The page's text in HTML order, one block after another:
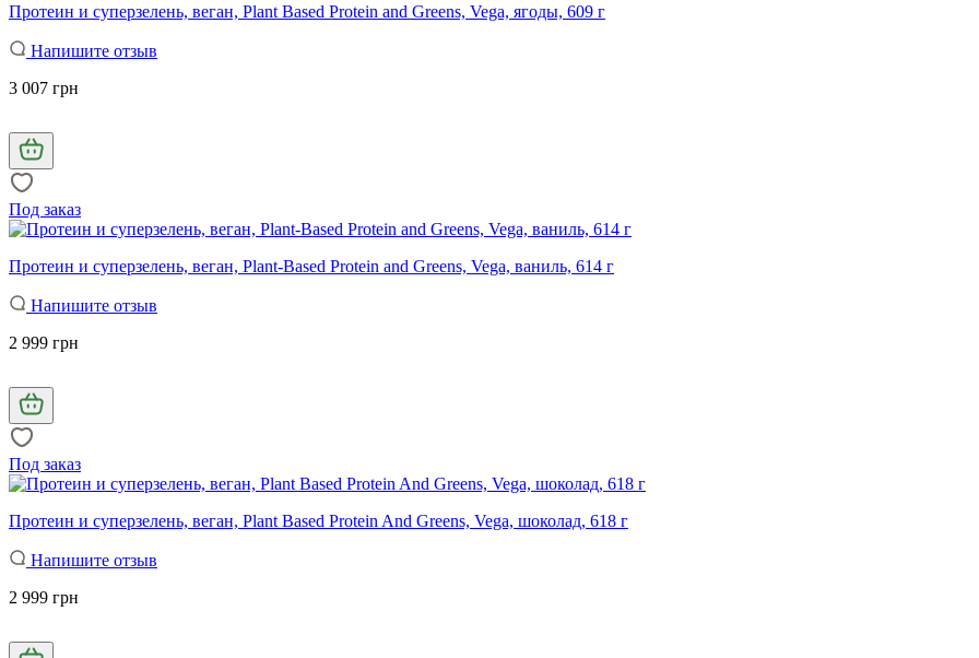
Протеин и суперзелень, веган, Plant Based Protein and Greens, Vega, ягоды, 609 г
Напишите отзыв
3 007 грн
Под заказ
Протеин и суперзелень, веган, Plant-Based Protein and Greens, Vega, ваниль, 614 г
Напишите отзыв
2 999 грн
Под заказ
Протеин и суперзелень, веган, Plant Based Protein And Greens, Vega, шоколад, 618 г
Напишите отзыв
2 999 грн